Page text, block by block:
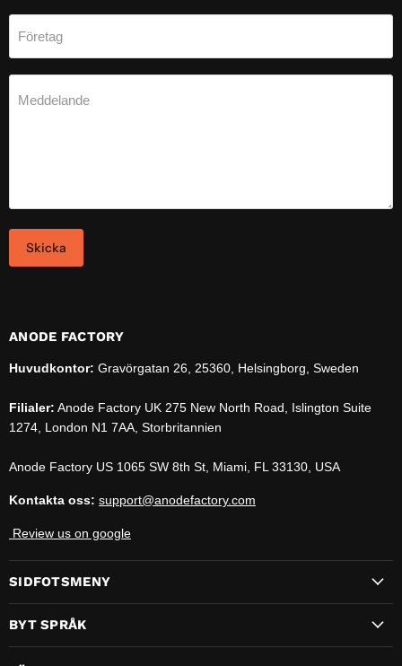
Företag
Meddelande
Skicka
ANODE FACTORY
Huvudkontor: Gravörgatan 26, 25360, Helsingborg, Sweden
Filialer: Anode Factory UK 275 New North Road, Islington Suite
1274, London N1 7AA, Storbritannien
Anode Factory US 1065 SW 8th St, Miami, FL 33130, USA
Kontakta oss: support@anodefactory.com
Review us on google
SIDFOTSMENY
BYT SPRÅK